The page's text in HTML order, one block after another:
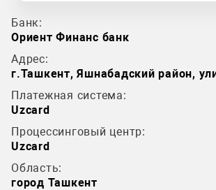
Банк:
Ориент Финанс банк
Адрес:
г.Ташкент, Яшнабадский район,
Платежная система:
Uzcard
Процессинговый центр:
Uzcard
Область:
город Ташкент